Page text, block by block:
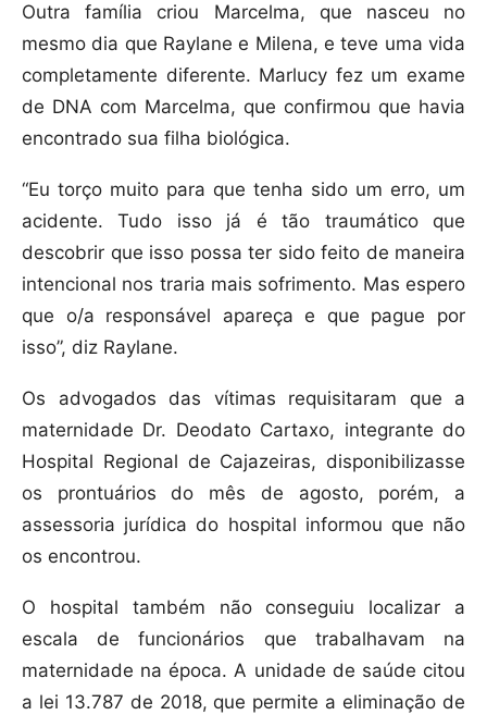
Outra família criou Marcelma, que nasceu no
mesmo dia que Raylane e Milena, e teve uma vida
completamente diferente. Marlucy fez um exame
de DNA com Marcelma, que confirmou que havia
encontrado sua filha biológica.
“Eu torço muito para que tenha sido um erro, um
acidente. Tudo isso já é tão traumático que
descobrir que isso possa ter sido feito de maneira
intencional nos traria mais sofrimento. Mas espero
que o/a responsável apareça e que pague por
isso”, diz Raylane.
Os advogados das vítimas requisitaram que a
maternidade Dr. Deodato Cartaxo, integrante do
Hospital Regional de Cajazeiras, disponibilizasse
os prontuários do mês de agosto, porém, a
assessoria jurídica do hospital informou que não
os encontrou.
O hospital também não conseguiu localizar a
escala de funcionários que trabalhavam na
maternidade na época. A unidade de saúde citou
a lei 13.787 de 2018, que permite a eliminação de